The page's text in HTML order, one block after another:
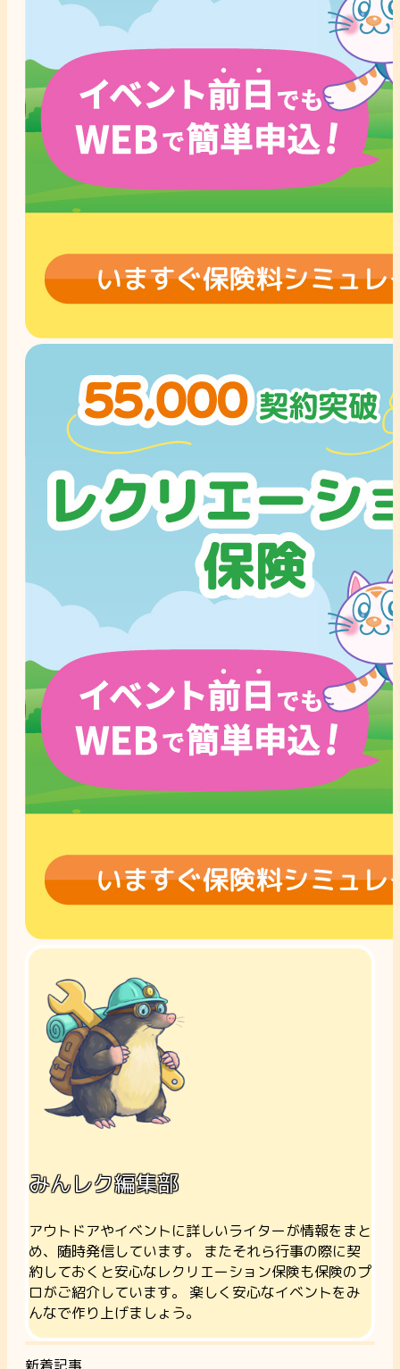
みんレク編集部
アウトドアやイベントに詳しいライターが情報をまと
め、随時発信しています。 またそれら行事の際に契
約しておくと安心なレクリエーション保険も保険のプ
ロがご紹介しています。 楽しく安心なイベントをみ
んなで作り上げましょう。